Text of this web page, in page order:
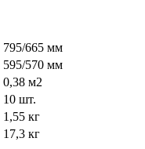
795/665 мм
595/570 мм
0,38 м2
10 шт.
1,55 кг
17,3 кг